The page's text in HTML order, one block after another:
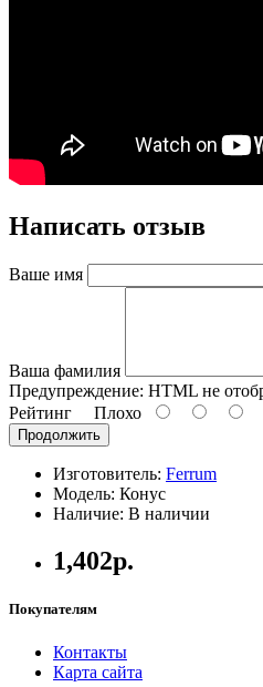
Написать отзыв
Ваше имя
Ваша фамилия
Предупреждение: HTML не
Рейтинг Плохо
Продолжить
Изготовитель: Ferrum
Модель: Конус
Наличие: В наличии
1,402р.
Покупателям
Контакты
Карта сайта